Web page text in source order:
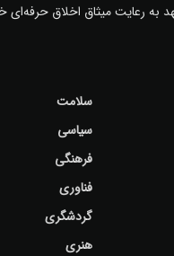
به رعایت میثاق اخلاق حرفه‌ای
سلامت
سیاسی
فرهنگی
فناوری
گردشگری
هنری